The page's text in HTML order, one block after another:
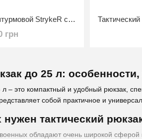
до 25 л:
л – это компактный и удобный рюкзак,
собой практичное и
нужен тактический
обладают очень широкой
Рюкзак тактический штурмовой StrykeR с клапаном для шлема Мультикам
грн